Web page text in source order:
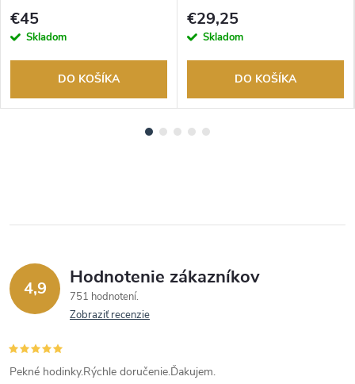
tovaru. Autorizovaný predajca.
€45
Skladom
DO KOŠÍKA
tovaru. Autorizovaný predajca.
€29,25
Skladom
DO KOŠÍKA
4,9 Hodnotenie zákazníkov
751 hodnotení
Zobraziť recenzie
Pekné hodinky.Rýchle doručenie.Ďakujem.